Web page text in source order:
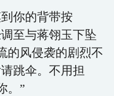
你的背带按
至与蒋翎玉下坠
的风侵袭的剧烈不
跳伞。不用担
。”